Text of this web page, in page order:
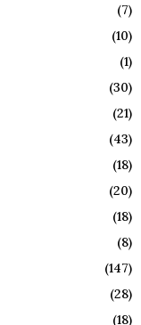
(7)
(10)
(1)
(30)
(21)
(43)
(18)
(20)
(18)
(8)
(147)
(28)
(18)